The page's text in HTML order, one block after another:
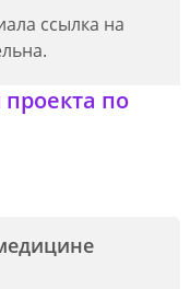
ссылка на
по